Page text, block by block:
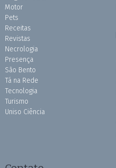
Motor
Pets
Receitas
Revistas
Necrologia
Presença
São Bento
Tá na Rede
Tecnologia
Turismo
Uniso Ciência